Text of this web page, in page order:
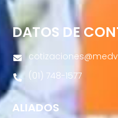
DATOS DE
(01) 748-1577
ALIADOS